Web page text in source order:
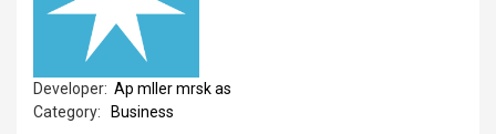
Developer: Ap mller mrsk as
Category:
Business